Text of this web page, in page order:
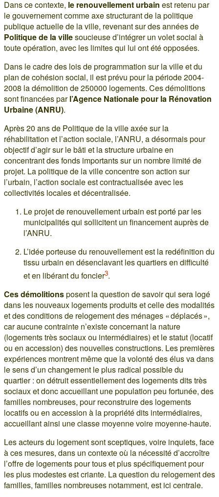
Dans ce contexte, le renouvellement urbain est retenu par
le gouvernement comme axe structurant de la politique
publique actuelle de la ville, revenant sur des années de
Politique de la villesoucieuse d’intégrer un volet social à
toute opération, avec les limites qui lui ont été opposées.
Dans le cadre des lois de programmation sur la ville et du
plan de cohésion social, il est prévu pour la période 2004-
2008 la démolition de 250000 logements. Ces démolitions
sont financées parl’Agence Nationale pour la Rénovation
Urbaine (ANRU).
Après 20 ans de Politique de la ville axée sur la
réhabilitation et l’action sociale, l’ANRU, a désormais pour
objectif d’agir sur le bâti et la structure urbaine en
concentrant des fonds importants sur un nombre limité de
projet. La politique de la ville concentre son action sur
l’urbain, l’action sociale est contractualisée avec les
collectivités locales et décentralisée.
Le projet de renouvellement urbain est porté par les
municipalités qui sollicitent un financement auprès de
l’ANRU.
L’idée porteuse du renouvellement est la redéfinition du
tissu urbain en désenclavant les quartiers en difficulté
et en libérant du foncier3.
Ces démolitionsposent la question de savoir qui sera logé
dans les nouveaux logements produits et celle des modalités
et des conditions de relogement des ménages « déplacés »,
car aucune contrainte n’existe concernant la nature
(logements très sociaux ou intermédiaires) et le statut (locatif
ou en accession) des nouvelles constructions. Les premières
expériences montrent même que la volonté des élus va dans
le sens d’un changement le plus radical possible du
quartier : on détruit essentiellement des logements dits très
sociaux et donc accueillant une population peu fortunée, des
familles nombreuses, pour reconstruire des logements
locatifs ou en accession à la propriété dits intermédiaires,
accueillant ainsi une classe moyenne voire moyenne-haute.
Les acteurs du logement sont sceptiques, voire inquiets, face
à ces mesures, dans un contexte où la nécessité d’accroître
l’offre de logements pour tous et plus spécifiquement pour
les plus modestes est criante. La question du relogement des
familles, familles nombreuses notamment, est ici centrale.